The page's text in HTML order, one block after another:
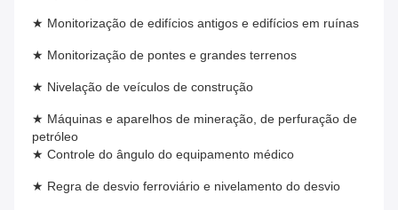
★ Monitorização de edifícios antigos e edifícios em ruínas
★ Monitorização de pontes e grandes terrenos
★ Nivelação de veículos de construção
★ Máquinas e aparelhos de mineração, de perfuração de
petróleo
★ Controle do ângulo do equipamento médico
★ Regra de desvio ferroviário e nivelamento do desvio